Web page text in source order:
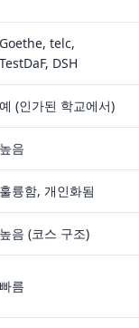
Goethe, telc,
TestDaF, DSH
예 (인가된 학교에서)
높음
훌륭함, 개인화됨
높음 (코스 구조)
빠름